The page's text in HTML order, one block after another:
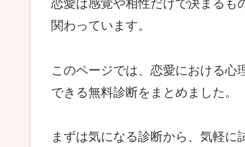
恋愛は感覚や相性だけで決まるも
関わっています。
このページでは、恋愛における
できる無料診断をまとめました。
まずは気になる診断から、気軽に